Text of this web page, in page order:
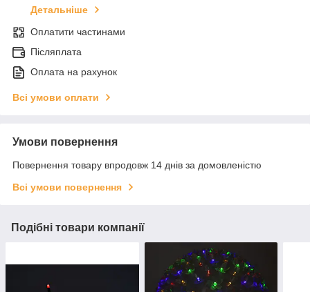
Детальніше
Оплатити частинами
Післяплата
Оплата на рахунок
Всі умови оплати
Умови повернення
Повернення товару впродовж 14 днів за домовленістю
Всі умови повернення
Подібні товари компанії